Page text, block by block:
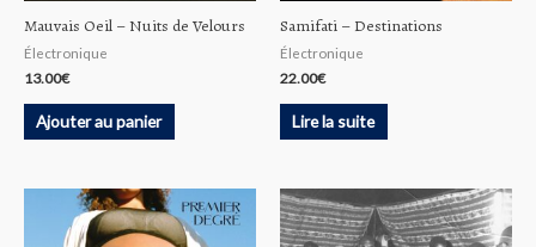
Mauvais Oeil – Nuits de Velours
Électronique
13.00€
Ajouter au panier
Samifati – Destinations
Électronique
22.00€
Lire la suite